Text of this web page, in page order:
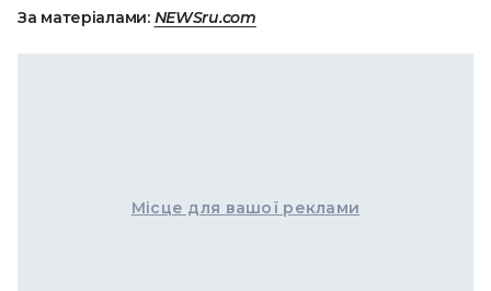
За матеріалами: NEWSru.com
Місце для вашої реклами